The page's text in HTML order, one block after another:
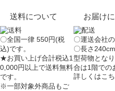
送料について
〇全国一律 550円(税
込)です。
★お買い上げ合計税込1
0,000円以上で送料無料
です。
※一部対象外商品もご
お届け
〇運送会社
〇長さ
型荷物とな
合は1階での
詳しくはこ